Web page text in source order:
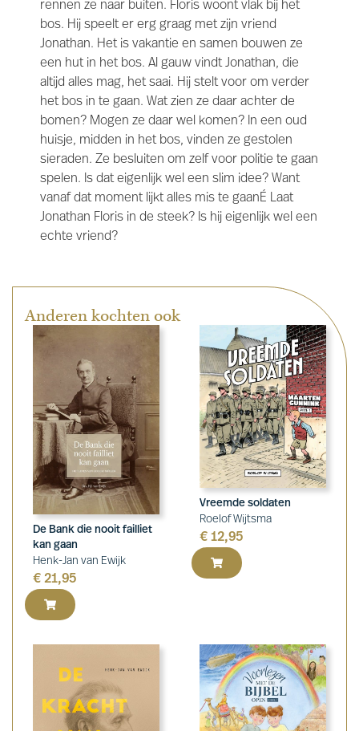
rennen ze naar buiten. Floris woont vlak bij het
bos. Hij speelt er erg graag met zijn vriend
Jonathan. Het is vakantie en samen bouwen ze
een hut in het bos. Al gauw vindt Jonathan, die
altijd alles mag, het saai. Hij stelt voor om verder
het bos in te gaan. Wat zien ze daar achter de
bomen? Mogen ze daar wel komen? In een oud
huisje, midden in het bos, vinden ze gestolen
sieraden. Ze besluiten om zelf voor politie te gaan
spelen. Is dat eigenlijk wel een slim idee? Want
vanaf dat moment lijkt alles mis te gaanÉ Laat
Jonathan Floris in de steek? Is hij eigenlijk wel een
echte vriend?
Anderen kochten ook
De Bank die nooit failliet
kan gaan
Henk-Jan van Ewijk
€ 21,95
Vreemde soldaten
Roelof Wijtsma
€ 12,95